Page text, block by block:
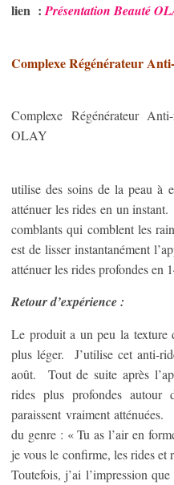
lien :Présentation Beauté
Complexe Régénérateur
Complexe Régénérateur
OLAY
utilise des soins de la peau à
atténuer les rides en un
comblants qui comblent les
est de lisser instantanément
atténuer les rides profondes en
Retour d’expérience :
Le produit a un peu la texture
plus léger. J’utilise cet anti-
août. Tout de suite après
rides plus profondes
paraissent vraiment
du genre : « Tu as l’air en
je vous le confirme, les rides et
Toutefois, j’ai l’impression